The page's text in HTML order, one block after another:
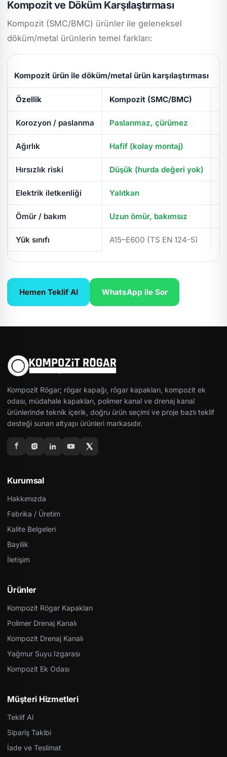
Kompozit ve Döküm Karşılaştırması
Kompozit (SMC/BMC) ürünler ile geleneksel
döküm/metal ürünlerin temel farkları:
Kompozit ürün ile döküm/metal ürün karşılaştırması
Özellik Kompozit (SMC/BMC)
Korozyon / paslanma Paslanmaz, çürümez
Ağırlık Hafif (kolay montaj)
Hırsızlık riski Düşük (hurda değeri yok)
Elektrik iletkenliği Yalıtkan
Ömür / bakım Uzun ömür, bakımsız
Yük sınıfı A15–E600 (TS EN 124-5)
Hemen Teklif Al WhatsApp ile Sor
Kompozit Rögar; rögar kapağı, rögar kapakları, kompozit ek
odası, müdahale kapakları, polimer kanal ve drenaj kanal
ürünlerinde teknik içerik, doğru ürün seçimi ve proje bazlı teklif
desteği sunan altyapı ürünleri markasıdır.
Kurumsal
Hakkımızda
Fabrika / Üretim
Kalite Belgeleri
Bayilik
İletişim
Ürünler
Kompozit Rögar Kapakları
Polimer Drenaj Kanalı
Kompozit Drenaj Kanalı
Yağmur Suyu Izgarası
Kompozit Ek Odası
Müşteri Hizmetleri
Teklif Al
Sipariş Takibi
İade ve Teslimat